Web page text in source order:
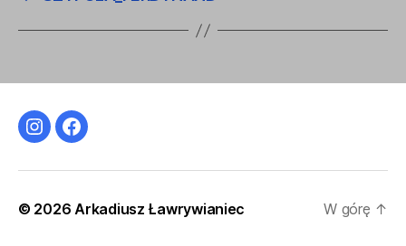
InstagramFacebook
© 2026Arkadiusz Ławrywianiec W górę ↑